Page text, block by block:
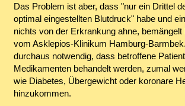
Das Problem ist aber, dass "nur ein Drittel
optimal eingestellten Blutdruck" habe und
nichts von der Erkrankung ahne, bemängelt
vom Asklepios-Klinikum Hamburg-
durchaus notwendig, dass betroffene
Medikamenten behandelt werden, zumal
wie Diabetes, Übergewicht oder koronare
hinzukommen.